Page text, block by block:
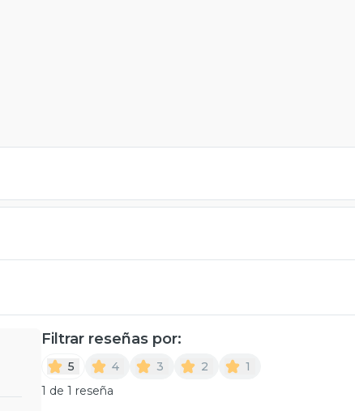
Filtrar reseñas por:
5 4 3 2
1
1 de 1 reseña